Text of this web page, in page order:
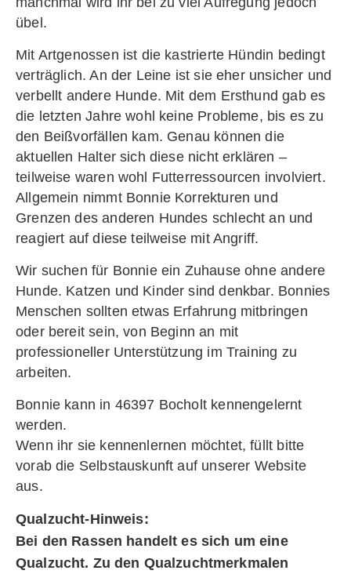
übel.
Mit Artgenossen ist die kastrierte Hündin bedingt
verträglich. An der Leine ist sie eher unsicher und
verbellt andere Hunde. Mit dem Ersthund gab es
die letzten Jahre wohl keine Probleme, bis es zu
den Beißvorfällen kam. Genau können die
aktuellen Halter sich diese nicht erklären –
teilweise waren wohl Futterressourcen involviert.
Allgemein nimmt Bonnie Korrekturen und
Grenzen des anderen Hundes schlecht an und
reagiert auf diese teilweise mit Angriff.
Wir suchen für Bonnie ein Zuhause ohne andere
Hunde. Katzen und Kinder sind denkbar. Bonnies
Menschen sollten etwas Erfahrung mitbringen
oder bereit sein, von Beginn an mit
professioneller Unterstützung im Training zu
arbeiten.
Bonnie kann in 46397 Bocholt kennengelernt
werden.
Wenn ihr sie kennenlernen möchtet, füllt bitte
vorab die Selbstauskunft auf unserer Website
aus.
Qualzucht-Hinweis:
Bei den Rassen handelt es sich um eine
Qualzucht. Zu den Qualzuchtmerkmalen